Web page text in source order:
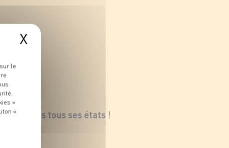
dans tous ses états !
X
le
»
«